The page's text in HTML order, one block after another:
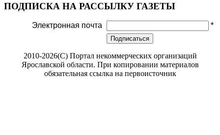
ПОДПИСКА НА РАССЫЛКУ ГАЗЕТЫ
Электронная почта *
Подписаться
2010-2026(С) Портал некоммерческих организаций
Ярославской области. При копировании материалов
обязательная ссылка на первоисточник